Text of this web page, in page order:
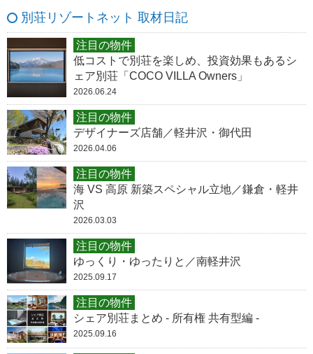
別荘リゾートネット 取材日記
注目の物件
低コストで別荘を楽しめ、投資効果もあるシ
ェア別荘「COCO VILLA Owners」
2026.06.24
注目の物件
デザイナーズ店舗／軽井沢・御代田
2026.04.06
注目の物件
海 VS 高原 新築スペシャル立地／鎌倉・軽井
沢
2026.03.03
注目の物件
ゆっくり・ゆったりと／南軽井沢
2025.09.17
注目の物件
シェア別荘まとめ - 所有権 共有型編 -
2025.09.16